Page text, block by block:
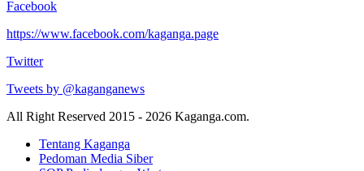
Facebook
https://www.facebook.com/kaganga.page
Twitter
Tweets by @kaganganews
All Right Reserved 2015 - 2026 Kaganga.com.
Tentang Kaganga
Pedoman Media Siber